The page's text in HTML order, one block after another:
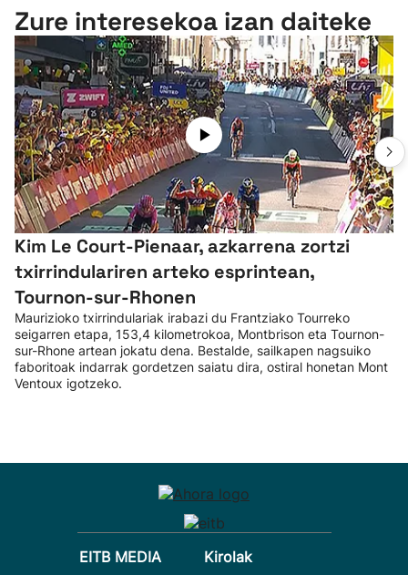
Zure interesekoa izan daiteke
Kim Le Court-Pienaar, azkarrena zortzi
txirrindulariren arteko esprintean,
Tournon-sur-Rhonen
Maurizioko txirrindulariak irabazi du Frantziako Tourreko
seigarren etapa, 153,4 kilometrokoa, Montbrison eta Tournon-
sur-Rhone artean jokatu dena. Bestalde, sailkapen nagsuiko
faboritoak indarrak gordetzen saiatu dira, ostiral honetan Mont
Ventoux igotzeko.
EITB MEDIA
Kirolak